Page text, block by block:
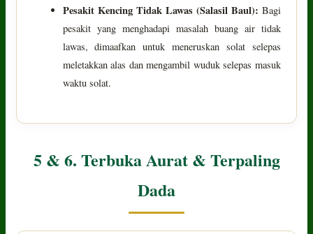
Pesakit Kencing Tidak Lawas (Salasil Baul): Bagi
pesakit yang menghadapi masalah buang air tidak
lawas, dimaafkan untuk meneruskan solat selepas
meletakkan alas dan mengambil wuduk selepas masuk
waktu solat.
5 & 6. Terbuka Aurat & Terpaling
Dada